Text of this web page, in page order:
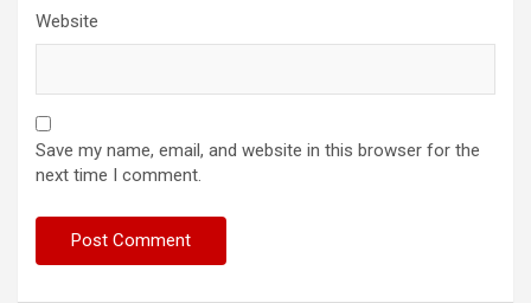
Website
Save my name, email, and website in this browser for the
next time I comment.